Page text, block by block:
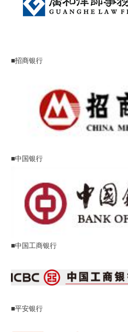
■招商银行
■中国银行
■中国工商银行
■平安银行